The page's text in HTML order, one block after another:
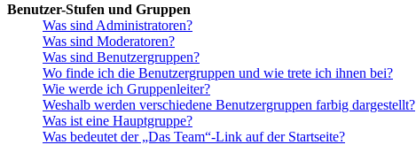
Benutzer-Stufen und Gruppen
Was sind Administratoren?
Was sind Moderatoren?
Was sind Benutzergruppen?
Wo finde ich die Benutzergruppen und wie trete ich ihnen bei?
Wie werde ich Gruppenleiter?
Weshalb werden verschiedene Benutzergruppen farbig dargestellt?
Was ist eine Hauptgruppe?
Was bedeutet der „Das Team“-Link auf der Startseite?